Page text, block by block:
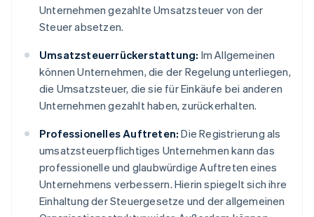
Unternehmen gezahlte Umsatzsteuer von der
Steuer absetzen.
Umsatzsteuerrückerstattung: Im Allgemeinen
können Unternehmen, die der Regelung unterliegen,
die Umsatzsteuer, die sie für Einkäufe bei anderen
Unternehmen gezahlt haben, zurückerhalten.
Professionelles Auftreten: Die Registrierung als
umsatzsteuerpflichtiges Unternehmen kann das
professionelle und glaubwürdige Auftreten eines
Unternehmens verbessern. Hierin spiegelt sich ihre
Einhaltung der Steuergesetze und der allgemeinen